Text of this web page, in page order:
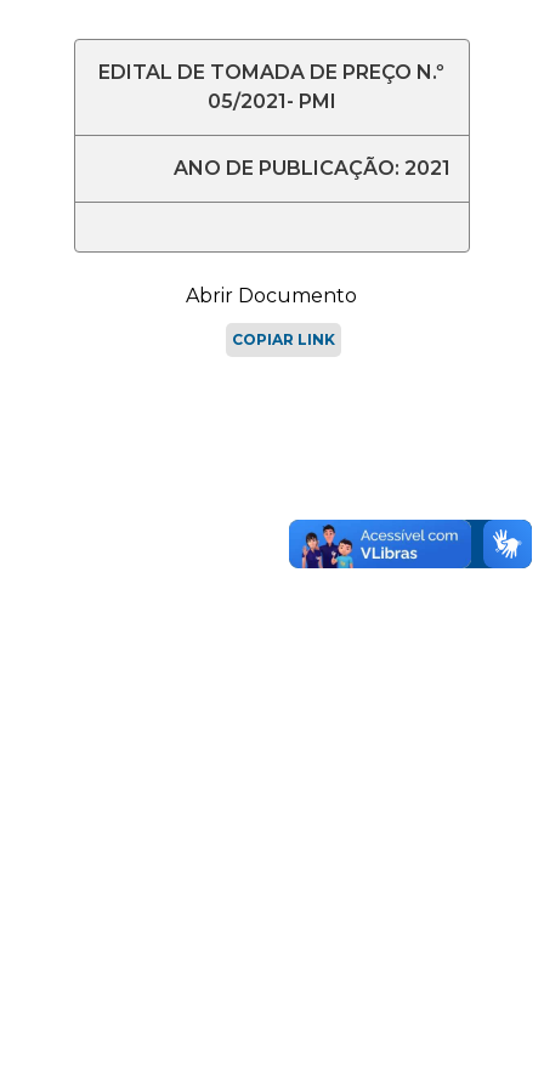
EDITAL DE TOMADA DE PREÇO N.º
05/2021- PMI
ANO DE PUBLICAÇÃO: 2021
Abrir Documento
COPIAR LINK